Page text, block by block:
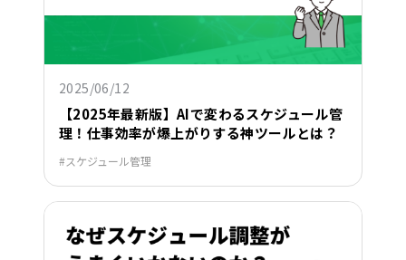
2025/06/12
【2025年最新版】AIで変わるスケジュール管
理！仕事効率が爆上がりする神ツールとは？
スケジュール管理